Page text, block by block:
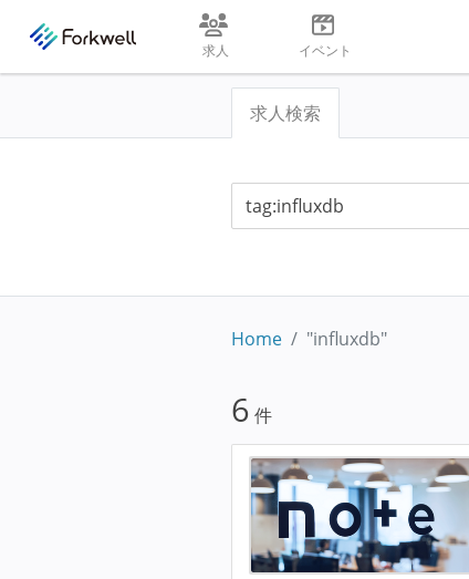
求人 イベント
求人検索
Home "influxdb"
6 件